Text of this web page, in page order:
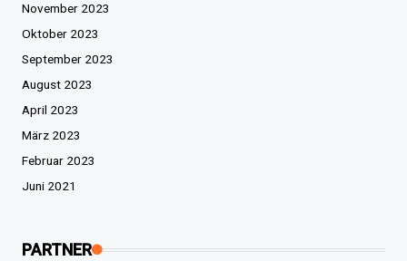
November 2023
Oktober 2023
September 2023
August 2023
April 2023
März 2023
Februar 2023
Juni 2021
PARTNER